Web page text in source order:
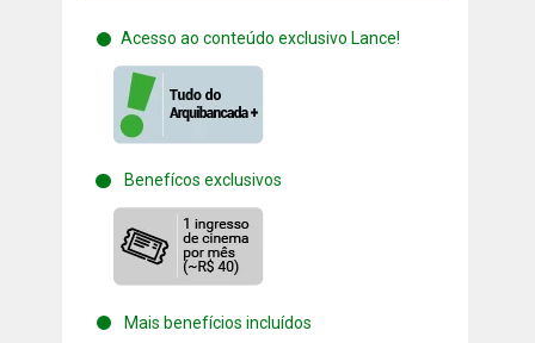
Acesso ao conteúdo exclusivo Lance!
Benefícos exclusivos
Mais benefícios incluídos